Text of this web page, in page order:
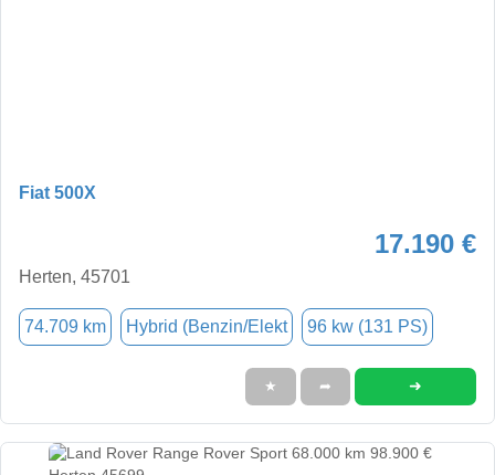
Fiat 500X
17.190 €
Herten, 45701
74.709 km Hybrid (Benzin/Elekt 96 kw (131 PS)
★ ➦ ➜